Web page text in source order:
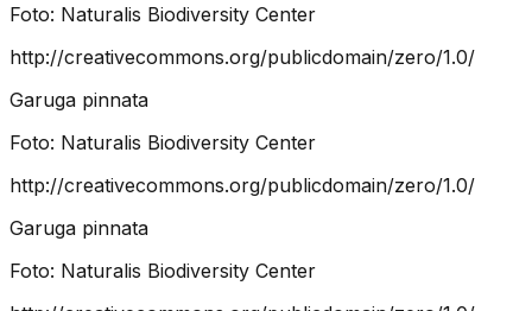
Foto: Naturalis Biodiversity Center
http://creativecommons.org/publicdomain/zero/1.0/
Garuga pinnata
Foto: Naturalis Biodiversity Center
http://creativecommons.org/publicdomain/zero/1.0/
Garuga pinnata
Foto: Naturalis Biodiversity Center